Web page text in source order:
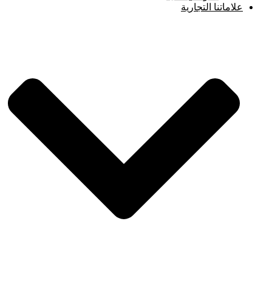
علاماتنا التجارية